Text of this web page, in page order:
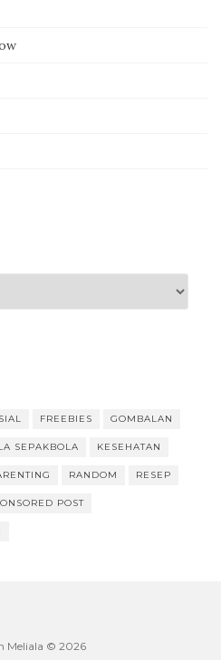
FREEBIES GOMBALAN
SEPAKBOLA KESEHATAN
RANDOM RESEP
POST
Meliala © 2026